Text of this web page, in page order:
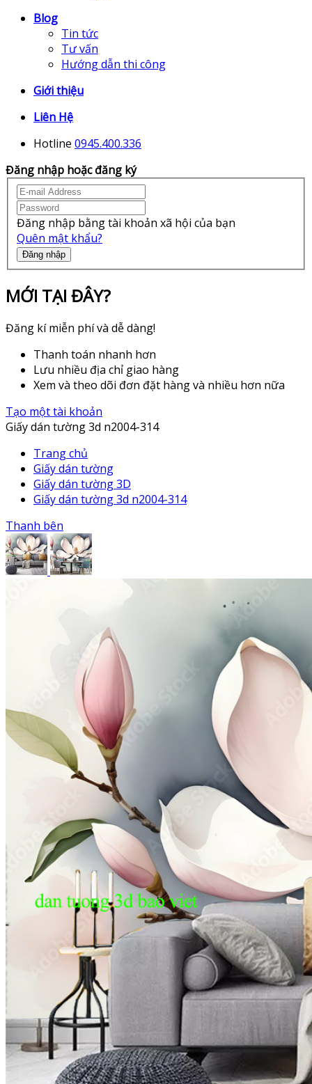
Blog
Tin tức
Tư vấn
Hướng dẫn thi công
Giới thiệu
Liên Hệ
Hotline 0945.400.336
Đăng nhập hoặc đăng ký
Đăng nhập bằng tài khoản xã hội của bạn
Quên mật khẩu?
Đăng nhập
MỚI TẠI ĐÂY?
Đăng kí miễn phí và dễ dàng!
Thanh toán nhanh hơn
Lưu nhiều địa chỉ giao hàng
Xem và theo dõi đơn đặt hàng và nhiều hơn nữa
Tạo một tài khoản
Giấy dán tường 3d n2004-314
Trang chủ
Giấy dán tường
Giấy dán tường 3D
Giấy dán tường 3d n2004-314
Thanh bên